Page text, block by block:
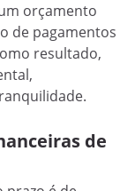
orçamento
de pagamentos
resultado,
de